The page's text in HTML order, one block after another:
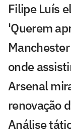
Filipe Luís
'Querem
onde
Arsenal
renovação
Análise